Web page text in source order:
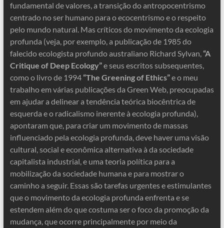
fundamental de valores, a transição do antropocentrismo
centrado no ser humano para o ecocentrismo e o respeito
pelo mundo natural. Mas críticos do movimento da ecologia
profunda (veja, por exemplo, a publicação de 1985 do
falecido ecologista profundo australiano Richard Sylvan, “A
Critique of Deep Ecology”e seus escritos subsequentes,
como o livro de 1994 “The Greening of Ethics”e o meu
trabalho em várias publicações da Green Web, preocupadas
em ajudar a delinear a tendência teórica biocêntrica de
esquerda e o radicalismo inerente à ecologia profunda),
apontaram que, para criar um movimento de massas
influenciado pela ecologia profunda, deve haver uma visão
cultural, social e econômica alternativa à da sociedade
capitalista industrial, e uma teoria política para a
mobilização da sociedade humana e para mostrar o
caminho a seguir. Essas são tarefas urgentes e estimulantes
que o movimento da ecologia profunda enfrenta e se
estendem além do que costuma ser o foco da promoção da
mudança, que ocorre principalmente por meio da